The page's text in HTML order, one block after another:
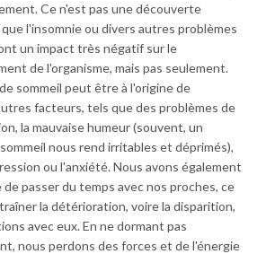
Ce n'est pas une découverte
l'insomnie ou divers autres problèmes
un impact très négatif sur le
de l'organisme, mais pas seulement.
sommeil peut être à l'origine de
facteurs, tels que des problèmes de
la mauvaise humeur (souvent, un
nous rend irritables et déprimés),
ou l'anxiété. Nous avons également
de passer du temps avec nos proches, ce
la détérioration, voire la disparition,
avec eux. En ne dormant pas
nous perdons des forces et de l'énergie